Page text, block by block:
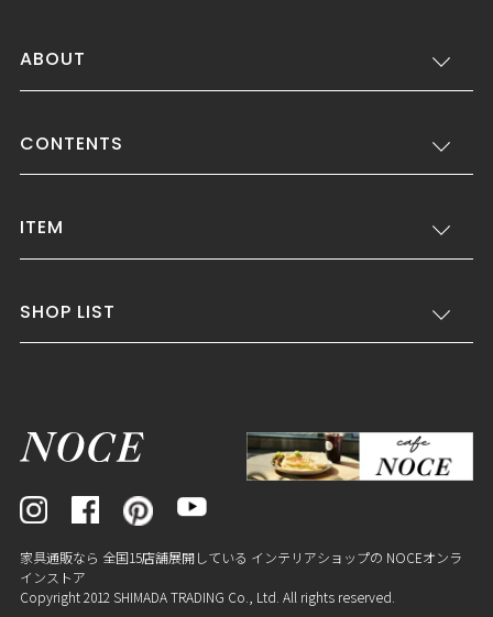
ABOUT
CONTENTS
ITEM
SHOP LIST
家具通販なら 全国15店舗展開している インテリアショップの NOCEオンラ
インストア
Copyright 2012 SHIMADA TRADING Co., Ltd. All rights reserved.